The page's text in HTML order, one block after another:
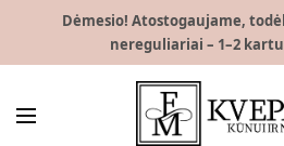
Dėmesio! Atostogaujame,
nereguliariai – 1–2